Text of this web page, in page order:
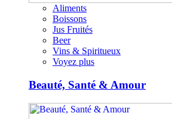
Aliments
Boissons
Jus Fruités
Beer
Vins & Spiritueux
Voyez plus
Beauté, Santé & Amour